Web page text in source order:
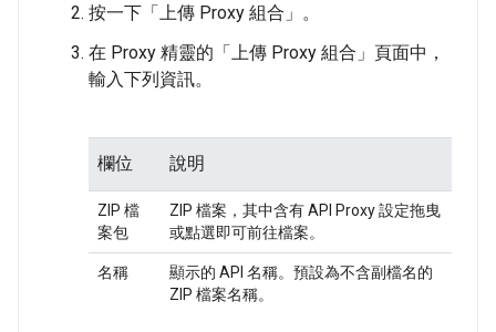
按一下「上傳 Proxy 組合」 。
在 Proxy 精靈的「上傳 Proxy 組合」 頁面中，
輸入下列資訊。
欄位 說明
ZIP 檔
案包
ZIP 檔案，其中含有 API Proxy 設定拖曳
或點選即可前往檔案。
名稱
顯示的 API 名稱。預設為不含副檔名的
ZIP 檔案名稱。